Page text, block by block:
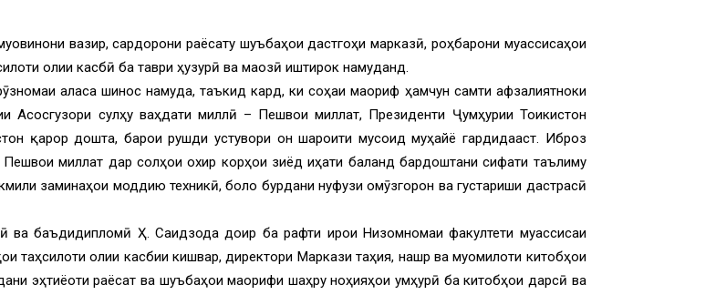
вазир, сардорони раёсату шуъбаҳои дастгоҳи марказӣ, роҳбарони муассисаҳои
олии касбӣ ба таври ҳузурӣ ва маҷозӣ иштирок намуданд.
ҷаласа шинос намуда, таъкид кард, ки соҳаи маориф ҳамчун самти афзалиятноки
Асосгузори сулҳу ваҳдати миллӣ – Пешвои миллат, Президенти Ҷумҳурии Тоҷикистон
қарор дошта, барои рушди устувори он шароити мусоид муҳайё гардидааст. Иброз
миллат дар солҳои охир корҳои зиёд ҷиҳати баланд бардоштани сифати таълиму
заминаҳои моддию техникӣ, боло бурдани нуфузи омӯзгорон ва густариши дастрасӣ
ва баъдидипломӣ Ҳ. Саидзода доир ба рафти иҷрои Низомномаи факултети муассисаи
таҳсилоти олии касбии кишвар, директори Маркази таҳия, нашр ва муомилоти китобҳои
эҳтиёҷоти раёсат ва шуъбаҳои маорифи шаҳру ноҳияҳои ҷумҳурӣ ба китобҳои дарсӣ ва